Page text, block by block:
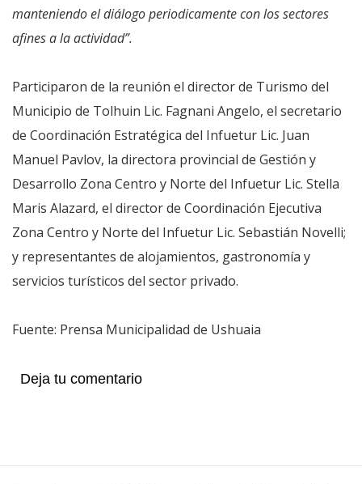
manteniendo el diálogo periodicamente con los sectores
afines a la actividad”.
Participaron de la reunión el director de Turismo del
Municipio de Tolhuin Lic. Fagnani Angelo, el secretario
de Coordinación Estratégica del Infuetur Lic. Juan
Manuel Pavlov, la directora provincial de Gestión y
Desarrollo Zona Centro y Norte del Infuetur Lic. Stella
Maris Alazard, el director de Coordinación Ejecutiva
Zona Centro y Norte del Infuetur Lic. Sebastián Novelli;
y representantes de alojamientos, gastronomía y
servicios turísticos del sector privado.
Fuente: Prensa Municipalidad de Ushuaia
Deja tu comentario